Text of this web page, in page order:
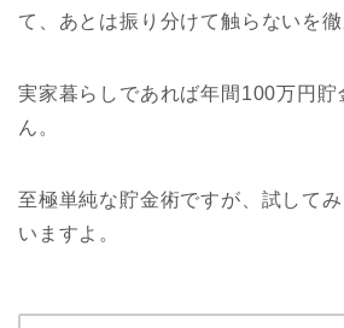
て、あとは振り分けて触らないを徹
実家暮らしであれば年間100万円貯
ん。
至極単純な貯金術ですが、試して
いますよ。